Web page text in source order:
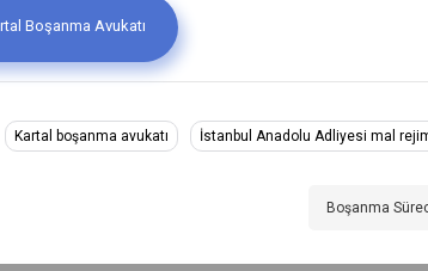
Boşanma Avukatı
Kartal boşanma avukatı İstanbul Anadolu Adliyesi mal
Boşanma